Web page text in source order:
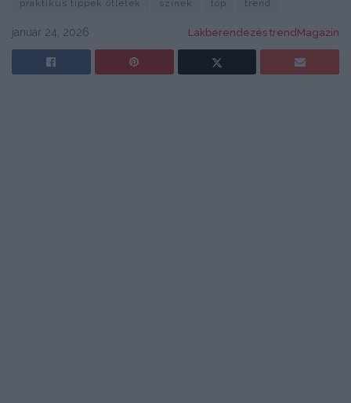
praktikus tippek ötletek színek top trend
január 24, 2026 Lakberendezés trendMagazin